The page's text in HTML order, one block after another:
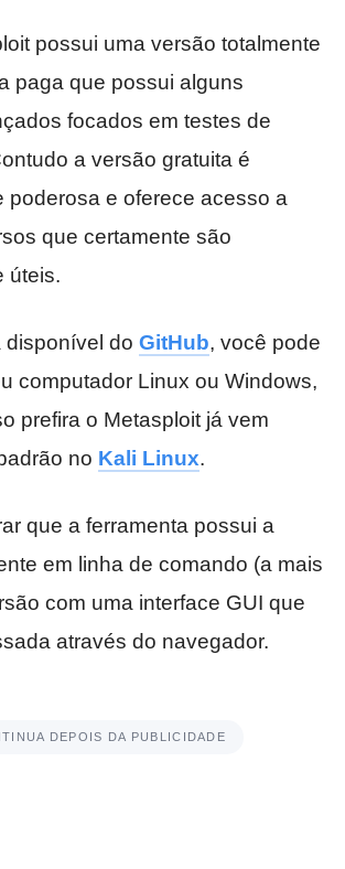
possui uma versão totalmente
paga que possui alguns
focados em testes de
a versão gratuita é
poderosa e oferece acesso a
que certamente são
úteis.
disponível do GitHub, você pode
computador Linux ou Windows,
prefira o Metasploit já vem
no Kali Linux.
que a ferramenta possui a
em linha de comando (a mais
com uma interface GUI que
através do navegador.
DEPOIS DA PUBLICIDADE